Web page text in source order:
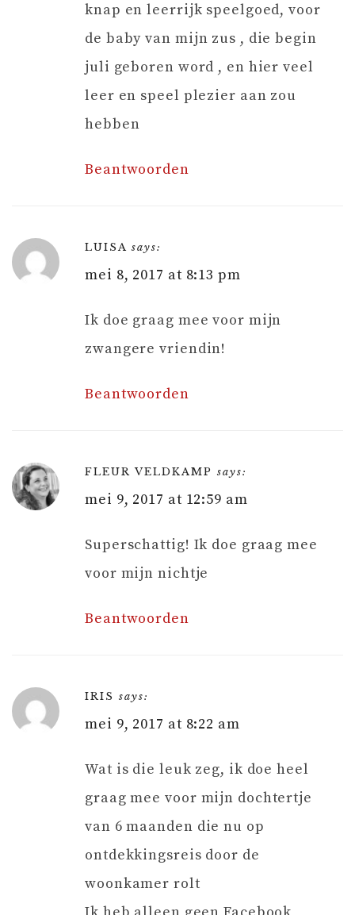
knap en leerrijk speelgoed, voor
de baby van mijn zus , die begin
juli geboren word , en hier veel
leer en speel plezier aan zou
hebben
Beantwoorden
LUISA says:
mei 8, 2017 at 8:13 pm
Ik doe graag mee voor mijn
zwangere vriendin!
Beantwoorden
FLEUR VELDKAMP says:
mei 9, 2017 at 12:59 am
Superschattig! Ik doe graag mee
voor mijn nichtje
Beantwoorden
IRIS says:
mei 9, 2017 at 8:22 am
Wat is die leuk zeg, ik doe heel
graag mee voor mijn dochtertje
van 6 maanden die nu op
ontdekkingsreis door de
woonkamer rolt